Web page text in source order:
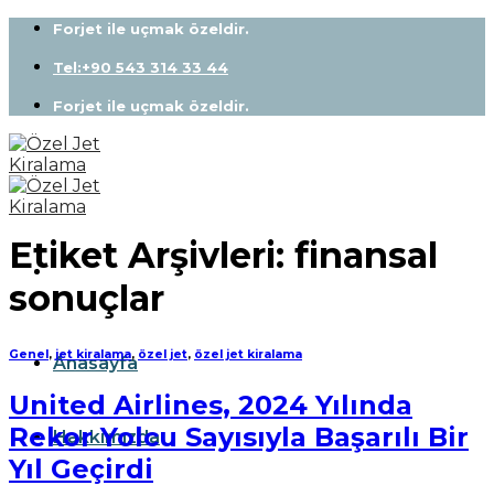
Skip
content
Forjet ile uçmak özeldir.
Tel:+90 543 314 33 44
Forjet ile uçmak özeldir.
Anasayfa
Hakkımızda
Etiket Arşivleri: finansal
sonuçlar
Genel , jet kiralama, özel jet, özel jet kiralama
United Airlines, 2024 Yılında
Rekor Yolcu Sayısıyla Başarılı Bir
Yıl Geçirdi